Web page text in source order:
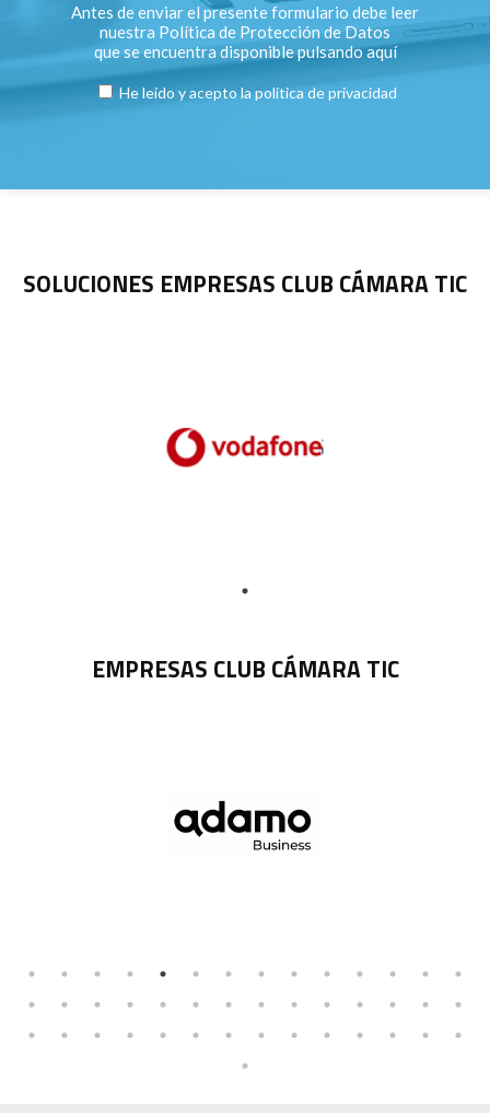
Antes de enviar el presente formulario debe leer
nuestra Política de Protección de Datos
que se encuentra disponible pulsandoaquí
He leído y acepto la política de privacidad
SOLUCIONES EMPRESAS CLUB CÁMARA TIC
EMPRESAS CLUB CÁMARA TIC